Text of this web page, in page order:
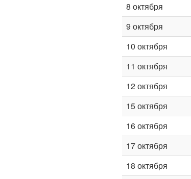
8 октября
9 октября
10 октября
11 октября
12 октября
15 октября
16 октября
17 октября
18 октября